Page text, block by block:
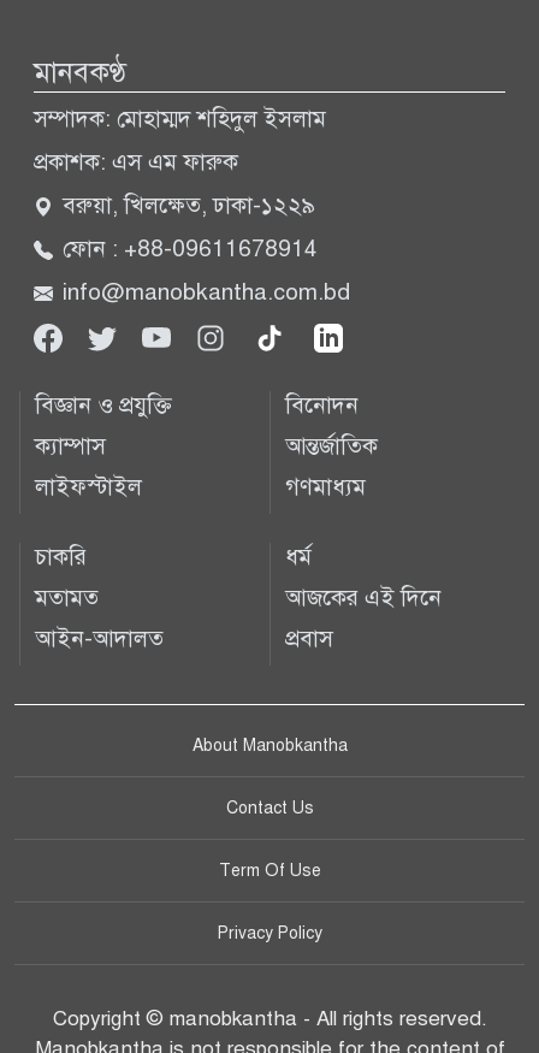
মানবকণ্ঠ
সম্পাদক: মোহাম্মদ শহিদুল ইসলাম
প্রকাশক: এস এম ফারুক
বরুয়া, খিলক্ষেত, ঢাকা-১২২৯
ফোন : +88-09611678914
info@manobkantha.com.bd
বিজ্ঞান ও প্রযুক্তি
ক্যাম্পাস
লাইফস্টাইল
বিনোদন
আন্তর্জাতিক
গণমাধ্যম
চাকরি
মতামত
আইন-আদালত
ধর্ম
আজকের এই দিনে
প্রবাস
About Manobkantha
Contact Us
Term Of Use
Privacy Policy
Copyright © manobkantha - All rights reserved.